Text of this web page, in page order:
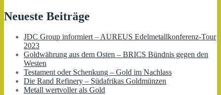
Neueste Beiträge
JDC Group informiert – AUREUS Edelmetallkonferenz-Tour
2023
Goldwährung aus dem Osten – BRICS Bündnis gegen den
Westen
Testament oder Schenkung – Gold im Nachlass
Die Rand Refinery – Südafrikas Goldmünzen
Metall wertvoller als Gold